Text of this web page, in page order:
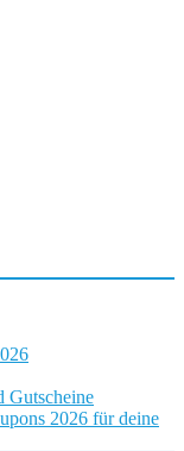
Gutscheine
2026 für deine